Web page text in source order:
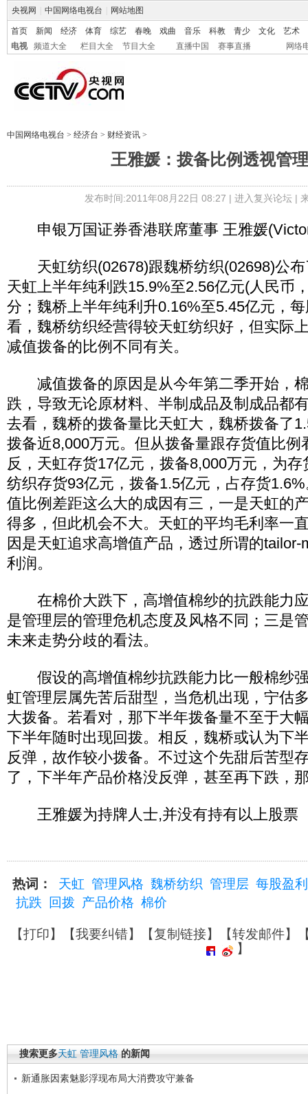
央视网 中国网络电视台 网站地图
首页 新闻 经济 体育 综艺 春晚 戏曲 音乐 科教 青少 文化
艺术
电视
频道大全 栏目大全 节目大全 直播中国 赛事直播 网络
中国网络电视台 > 经济台 > 财经资讯 >
王雅媛：拨备比例透视管
发布时间:2011年08月22日 08:27 | 进入复兴论坛|
申银万国证券香港联席董事 王雅媛
天虹纺织(02678)跟魏桥纺织(02698)公布
天虹上半年纯利跌15.9%至2.56亿元(人民币
分；魏桥上半年纯利升0.16%至5.45亿元，
看，魏桥纺织经营得较天虹纺织好，但实际
减值拨备的比例不同有关。
减值拨备的原因是从今年第二季开始，
跌，导致无论原材料、半制成品及制成品都
去看，魏桥的拨备量比天虹大，魏桥拨备了
拨备近8,000万元。但从拨备量跟存货值比例
反，天虹存货17亿元，拨备8,000万元，为
纺织存货93亿元，拨备1.5亿元，占存货
值比例差距这么大的成因有三，一是天虹的
得多，但此机会不大。天虹的平均毛利率一
因是天虹追求高增值产品，透过所谓的tailor-
利润。
在棉价大跌下，高增值棉纱的抗跌能力
是管理层的管理危机态度及风格不同；三是
未来走势分歧的看法。
假设的高增值棉纱抗跌能力比一般棉纱
虹管理层属先苦后甜型，当危机出现，宁估
大拨备。若看对，那下半年拨备量不至于大
下半年随时出现回拨。相反，魏桥或认为下
反弹，故作较小拨备。不过这个先甜后苦型
了，下半年产品价格没反弹，甚至再下跌，
王雅媛为持牌人士,并没有持有以上股票
热词： 天虹 管理风格 魏桥纺织 管理层 每股盈利
抗跌
回拨 产品价格 棉价
【打印】【我要纠错】【复制链接】【转发邮件】
】
搜索更多天虹 管理风格 的新闻
新通胀因素魅影浮现布局大消费攻守兼备